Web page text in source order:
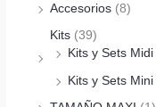
Accesorios (8)
Kits (39)
Kits y Sets Midi
Kits y Sets Mini